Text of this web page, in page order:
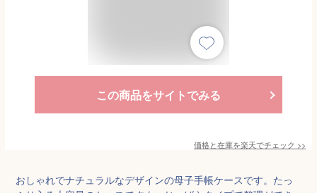
この商品をサイトでみる
価格と在庫を楽天でチェック >>
おしゃれでナチュラルなデザインの母子手帳ケースです。たっ